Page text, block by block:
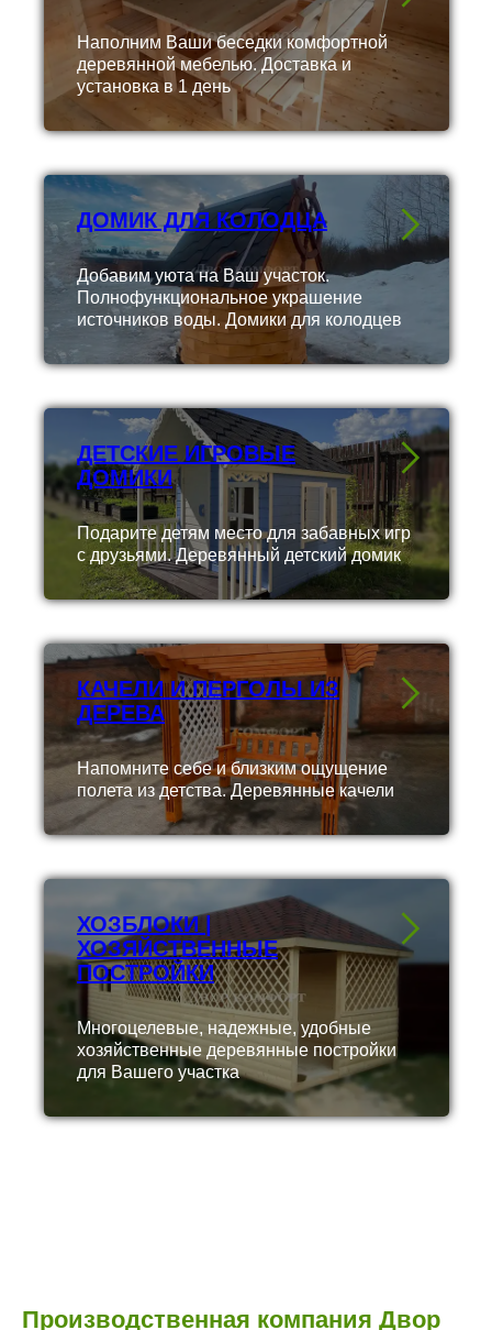
Наполним Ваши беседки комфортной
деревянной мебелью. Доставка и
установка в 1 день
ДОМИК ДЛЯ КОЛОДЦА
Добавим уюта на Ваш участок.
Полнофункциональное украшение
источников воды. Домики для колодцев
ДЕТСКИЕ ИГРОВЫЕ
ДОМИКИ
Подарите детям место для забавных игр
с друзьями. Деревянный детский домик
КАЧЕЛИ И ПЕРГОЛЫ ИЗ
ДЕРЕВА
Напомните себе и близким ощущение
полета из детства. Деревянные качели
ХОЗБЛОКИ |
ХОЗЯЙСТВЕННЫЕ
ПОСТРОЙКИ
Многоцелевые, надежные, удобные
хозяйственные деревянные постройки
для Вашего участка
Производственная компания Двор